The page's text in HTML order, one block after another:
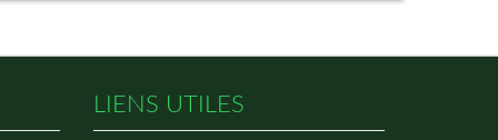
LIENS UTILES